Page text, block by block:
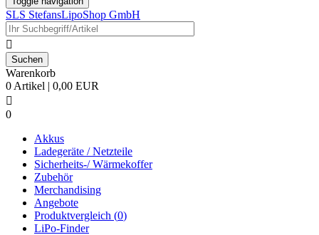
SLS StefansLipoShop GmbH

Warenkorb
0 Artikel | 0,00 EUR

0
Akkus
Ladegeräte / Netzteile
Sicherheits-/ Wärmekoffer
Zubehör
Merchandising
Angebote
Produktvergleich (0)
LiPo-Finder